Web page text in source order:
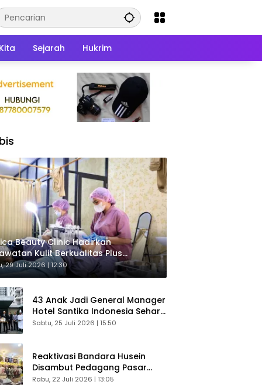
Sejarah Hukrim
Beauty Clinic Hadirkan
Kulit Berkualitas Plus
Gratis
29 Juli 2026 | 12:30
43 Anak Jadi General Manager
Hotel Santika Indonesia Sehari
Sukses Digelar
Sabtu, 25 Juli 2026 | 15:50
Reaktivasi Bandara Husein
Disambut Pedagang Pasar
Baru, Diyakini Bangkitkan
Rabu, 22 Juli 2026 | 13:05